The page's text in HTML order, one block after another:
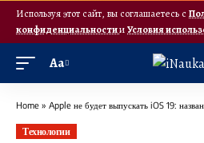
Используя этот сайт, вы соглашаетесь с
конфиденциальностииУсловия
Аа
Home » Apple не будет выпускать iOS 19:
Технологии